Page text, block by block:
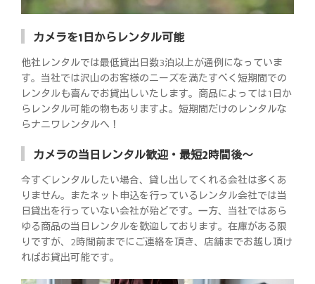
カメラを1日からレンタル可能
他社レンタルでは最低貸出日数3泊以上が通例になっていま
す。当社では沢山のお客様のニーズを満たすべく短期間での
レンタルも喜んでお貸出しいたします。商品によっては1日か
らレンタル可能の物もありますよ。短期間だけのレンタルな
らナニワレンタルへ！
カメラの当日レンタル歓迎・最短2時間後～
今すぐレンタルしたい場合、貸し出してくれる会社は多くあ
りません。またネット申込を行っているレンタル会社では当
日貸出を行っていない会社が殆どです。一方、当社ではあら
ゆる商品の当日レンタルを歓迎しております。在庫がある限
りですが、2時間前までにご連絡を頂き、店舗までお越し頂け
ればお貸出可能です。